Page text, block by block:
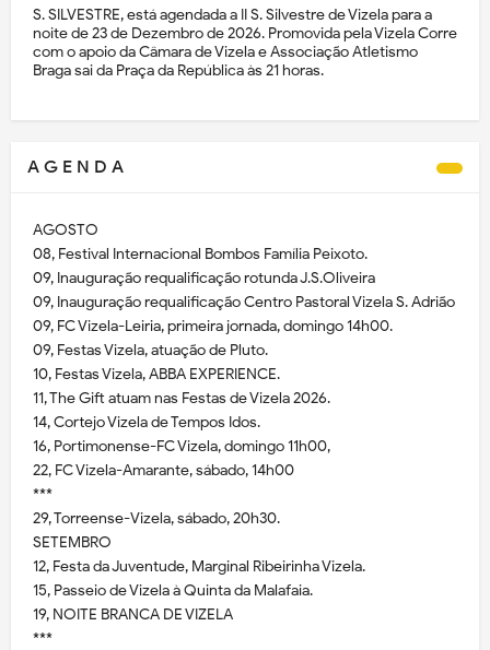
S. SILVESTRE, está agendada a II S. Silvestre de Vizela para a
noite de 23 de Dezembro de 2026. Promovida pela Vizela Corre
com o apoio da Câmara de Vizela e Associação Atletismo
Braga sai da Praça da República às 21 horas.
A G E N D A
AGOSTO
08, Festival Internacional Bombos Família Peixoto.
09, Inauguração requalificação rotunda J.S.Oliveira
09, Inauguração requalificação Centro Pastoral Vizela S. Adrião
09, FC Vizela-Leiria, primeira jornada, domingo 14h00.
09, Festas Vizela, atuação de Pluto.
10, Festas Vizela, ABBA EXPERIENCE.
11, The Gift atuam nas Festas de Vizela 2026.
14, Cortejo Vizela de Tempos Idos.
16, Portimonense-FC Vizela, domingo 11h00,
22, FC Vizela-Amarante, sábado, 14h00
***
29, Torreense-Vizela, sábado, 20h30.
SETEMBRO
12, Festa da Juventude, Marginal Ribeirinha Vizela.
15, Passeio de Vizela à Quinta da Malafaia.
19, NOITE BRANCA DE VIZELA
***